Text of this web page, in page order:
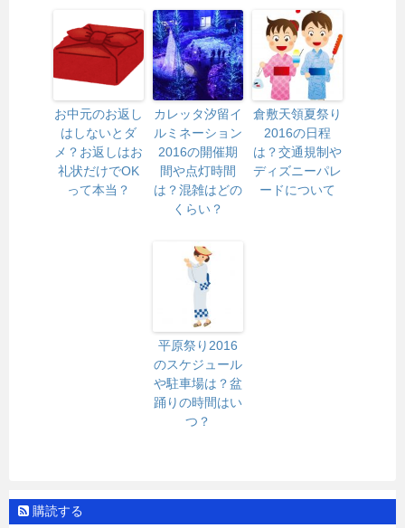
お中元のお返し
はしないとダ
メ？お返しはお
礼状だけでOK
って本当？
カレッタ汐留イ
ルミネーション
2016の開催期
間や点灯時間
は？混雑はどの
くらい？
倉敷天領夏祭り
2016の日程
は？交通規制や
ディズニーパレ
ードについて
平原祭り2016
のスケジュール
や駐車場は？盆
踊りの時間はい
つ？
購読する